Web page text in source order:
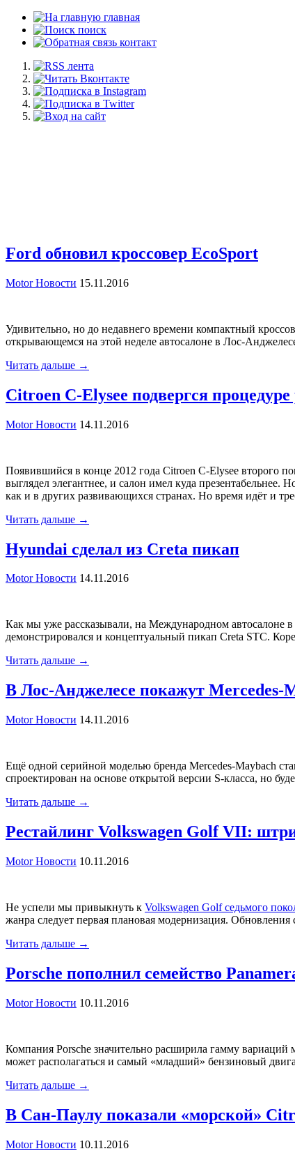
главная
поиск
контакт
Ford обновил кроссовер EcoSport
Motor Новости 15.11.2016
Удивительно, но до недавнего времени компактный
открывающемся на этой неделе автосалоне в Лос-
Читать дальше →
Citroen C-Elysee подвергся процедуре
Motor Новости 14.11.2016
Появившийся в конце 2012 года Citroen C-Elysee второго
выглядел элегантнее, и салон имел куда
как и в других развивающихся странах. Но время идёт и
Читать дальше →
Hyundai сделал из Creta пикап
Motor Новости 14.11.2016
Как мы уже рассказывали, на Международном автосалоне
демонстрировался и концептуальный пикап Creta STC.
Читать дальше →
В Лос-Анджелесе покажут Mercedes-
Motor Новости 14.11.2016
Ещё одной серийной моделью бренда Mercedes-Maybach
спроектирован на основе открытой версии S-класса, но
Читать дальше →
Рестайлинг Volkswagen Golf VII:
Motor Новости 10.11.2016
Не успели мы привыкнуть к Volkswagen Golf седьмого
жанра следует первая плановая модернизация.
Читать дальше →
Porsche пополнил семейство
Motor Новости 10.11.2016
Компания Porsche значительно расширила гамму вариаций
может располагаться и самый «младший» бензиновый
Читать дальше →
В Сан-Паулу показали «морской»
Motor Новости 10.11.2016